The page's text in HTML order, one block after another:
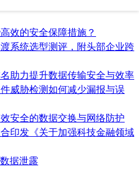
效的安全保障措施？
系统选型测评，附头部企业跨
助力提升数据传输安全与效率
威胁检测如何减少漏报与误
安全的数据交换与网络防护
印发《关于加强科技金融领域
据泄露